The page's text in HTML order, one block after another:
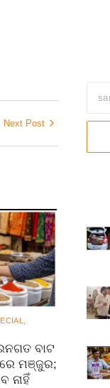
Next Post
ବାଟ
ମଞ୍ଜୁର;
ନାହିଁ